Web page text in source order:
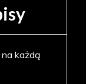
każdą